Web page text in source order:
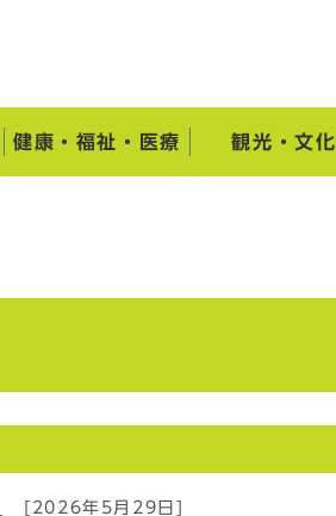
健康・福祉・医療 観光・文化
[2026年5月29日]